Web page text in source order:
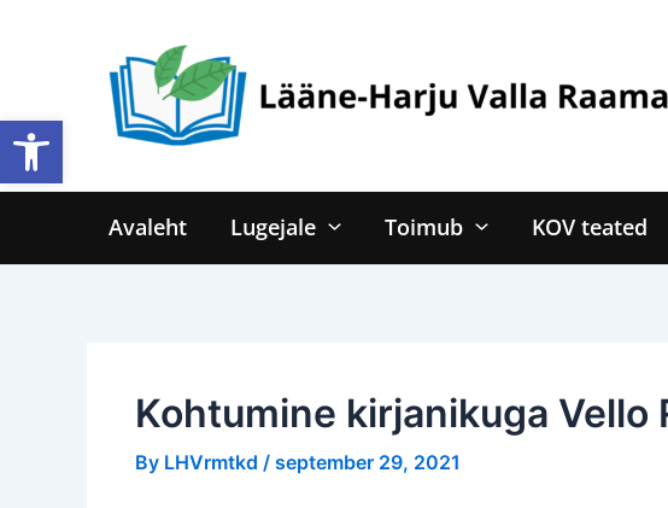
Open toolbar
Avaleht Lugejale Toimub KOV teated
Kohtumine kirjanikuga Vello
By LHVrmtkd / september 29, 2021